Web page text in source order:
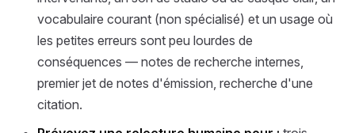
vocabulaire courant (non spécialisé) et un usage où
les petites erreurs sont peu lourdes de
conséquences — notes de recherche internes,
premier jet de notes d'émission, recherche d'une
citation.